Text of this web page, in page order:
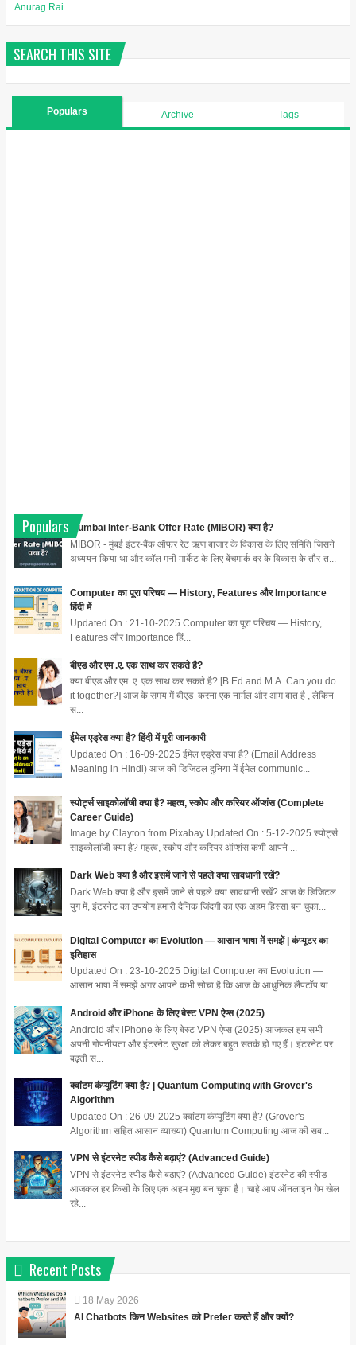
Anurag Rai
SEARCH THIS SITE
Populars Archive Tags
Populars
Mumbai Inter-Bank Offer Rate (MIBOR) क्या है?
MIBOR - मुंबई इंटर-बैंक ऑफर रेट ऋण बाजार के विकास के लिए समिति जिसने
अध्ययन किया था और कॉल मनी मार्केट के लिए बेंचमार्क दर के विकास के तौर-त...
Computer का पूरा परिचय — History, Features और Importance
हिंदी में
Updated On : 21-10-2025 Computer का पूरा परिचय — History,
Features और Importance हिं...
बीएड और एम .ए. एक साथ कर सकते है?
क्या बीएड और एम .ए. एक साथ कर सकते है? [B.Ed and M.A. Can you do
it together?] आज के समय में बीएड करना एक नार्मल और आम बात है , लेकिन
स...
ईमेल एड्रेस क्या है? हिंदी में पूरी जानकारी
Updated On : 16-09-2025 ईमेल एड्रेस क्या है? (Email Address
Meaning in Hindi) आज की डिजिटल दुनिया में ईमेल communic...
स्पोर्ट्स साइकोलॉजी क्या है? महत्व, स्कोप और करियर ऑप्शंस (Complete
Career Guide)
Image by Clayton from Pixabay Updated On : 5-12-2025 स्पोर्ट्स
साइकोलॉजी क्या है? महत्व, स्कोप और करियर ऑप्शंस कभी आपने ...
Dark Web क्या है और इसमें जाने से पहले क्या सावधानी रखें?
Dark Web क्या है और इसमें जाने से पहले क्या सावधानी रखें? आज के डिजिटल
युग में, इंटरनेट का उपयोग हमारी दैनिक जिंदगी का एक अहम हिस्सा बन चुका...
Digital Computer का Evolution — आसान भाषा में समझें | कंप्यूटर का
इतिहास
Updated On : 23-10-2025 Digital Computer का Evolution —
आसान भाषा में समझें अगर आपने कभी सोचा है कि आज के आधुनिक लैपटॉप या...
Android और iPhone के लिए बेस्ट VPN ऐप्स (2025)
Android और iPhone के लिए बेस्ट VPN ऐप्स (2025) आजकल हम सभी
अपनी गोपनीयता और इंटरनेट सुरक्षा को लेकर बहुत सतर्क हो गए हैं। इंटरनेट पर
बढ़ती स...
क्वांटम कंप्यूटिंग क्या है? | Quantum Computing with Grover's
Algorithm
Updated On : 26-09-2025 क्वांटम कंप्यूटिंग क्या है? (Grover's
Algorithm सहित आसान व्याख्या) Quantum Computing आज की सब...
VPN से इंटरनेट स्पीड कैसे बढ़ाएं? (Advanced Guide)
VPN से इंटरनेट स्पीड कैसे बढ़ाएं? (Advanced Guide) इंटरनेट की स्पीड
आजकल हर किसी के लिए एक अहम मुद्दा बन चुका है। चाहे आप ऑनलाइन गेम खेल
रहे...
Recent Posts
18 May 2026
AI Chatbots किन Websites को Prefer करते हैं और क्यों?